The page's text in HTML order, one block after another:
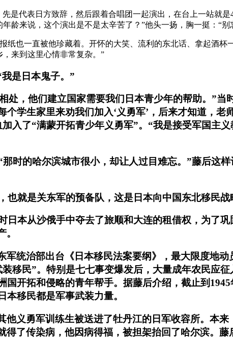
是代表日方致辞，然后跟着合唱团一起演出，在台上一站就
龄来说，这个演出是不是太辛苦了？”他头一扬，胸一挺：“
纸也一直被他珍藏着。开怀的大笑、流利的东北话、拿起酒杯
来到这里心情非常复杂。”
是日本鬼子。”
处，他们建立国家需要我们日本青少年的帮助。”
学生家里来劝我们加入‘义勇军’，后来才知道，
入了“满蒙开拓青少年义勇军”。“我是接受军国主
时的哈尔滨城市很小，却让人过目难忘。”藤后这
就是关东军的预备队，这是日本向中国东北移民战
日本从沙俄手中夺去了旅顺和大连的租借权，为了
军统治部出台《日本移民法案要纲》，最大限度地
移民”。特别是七七事变爆发后，大量成年农民应
开拓和侵略的青年帮手。据藤后介绍，截止到
移民都是军事武装力量。
义勇军训练生被送进了牡丹江的日军收容所。本
了传染病，他因病得福，被担架抬回了哈尔滨。